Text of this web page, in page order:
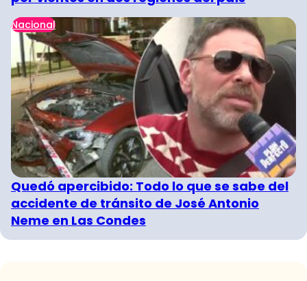
Nacional
Quedó apercibido: Todo lo que se sabe del
accidente de tránsito de José Antonio
Neme en Las Condes